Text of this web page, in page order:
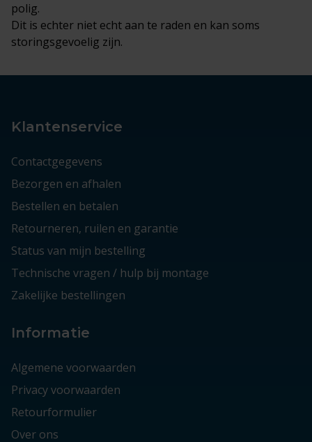
polig.
Dit is echter niet echt aan te raden en kan soms
storingsgevoelig zijn.
Klantenservice
Contactgegevens
Bezorgen en afhalen
Bestellen en betalen
Retourneren, ruilen en garantie
Status van mijn bestelling
Technische vragen / hulp bij montage
Zakelijke bestellingen
Informatie
Algemene voorwaarden
Privacy voorwaarden
Retourformulier
Over ons